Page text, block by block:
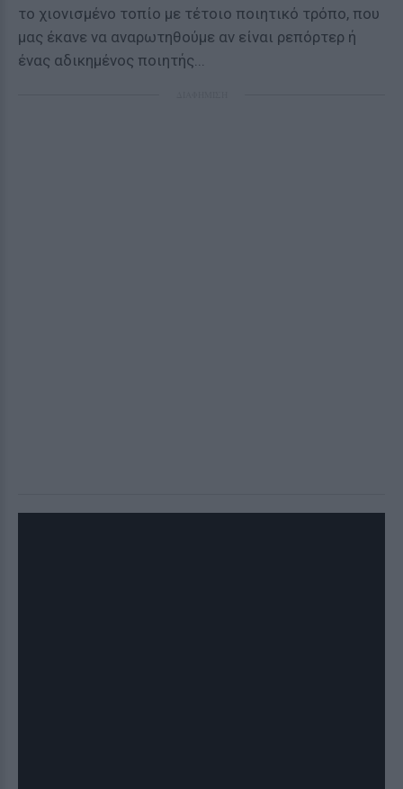
το χιονισμένο τοπίο με τέτοιο ποιητικό τρόπο, που
μας έκανε να αναρωτηθούμε αν είναι ρεπόρτερ ή
ένας αδικημένος ποιητής...